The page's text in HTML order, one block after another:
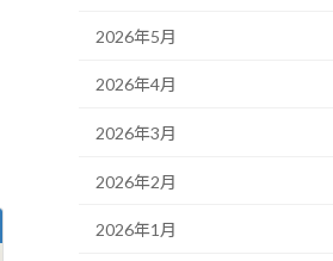
2026年5月
2026年4月
2026年3月
2026年2月
2026年1月